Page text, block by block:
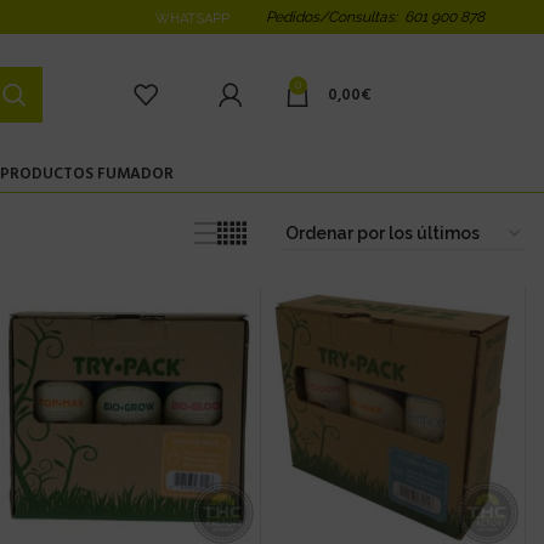
WHATSAPP Pedidos/Consultas: 601 900 878
0 0,00€
PRODUCTOS FUMADOR